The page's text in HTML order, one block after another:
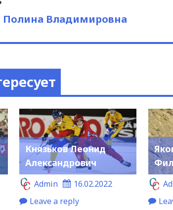
запись:
Полина Владимировна
Князьков Леонид
Александрович
Admin
16.02.2022
Leave a reply